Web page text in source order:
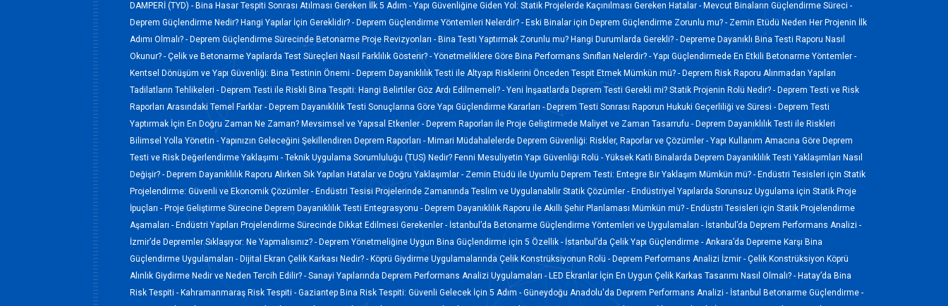
DAMPERİ (TYD) - Bina Hasar Tespiti Sonrası Atılması Gereken İlk 5 Adım -Yapı Güvenliğine Giden Yol: Statik Projelerde Kaçınılması Gereken Hatalar - Mevcut Binaların Güçlendirme Süreci -
Deprem Güçlendirme Nedir? Hangi Yapılar İçin Gereklidir? - Deprem Güçlendirme Yöntemleri Nelerdir? - Eski Binalar için Deprem Güçlendirme Zorunlu mu? - Zemin Etüdü Neden Her Projenin İlk
Adımı Olmalı? - Deprem Güçlendirme Sürecinde Betonarme Proje Revizyonları - Bina Testi Yaptırmak Zorunlu mu? Hangi Durumlarda Gerekli? - Depreme Dayanıklı Bina Testi Raporu Nasıl
Okunur? -Çelik ve Betonarme Yapılarda Test Süreçleri Nasıl Farklılık Gösterir? -Yönetmeliklere Göre Bina Performans Sınıfları Nelerdir? -Yapı Güçlendirmede En Etkili Betonarme Yöntemler -
Kentsel Dönüşüm ve Yapı Güvenliği: Bina Testinin Önemi - Deprem Dayanıklılık Testi ile Altyapı Risklerini Önceden Tespit Etmek Mümkün mü? - Deprem Risk Raporu Alınmadan Yapılan
Tadilatların Tehlikeleri - Deprem Testi ile Riskli Bina Tespiti: Hangi Belirtiler Göz Ardı Edilmemeli? -Yeni İnşaatlarda Deprem Testi Gerekli mi? Statik Projenin Rolü Nedir? - Deprem Testi ve Risk
Raporları Arasındaki Temel Farklar - Deprem Dayanıklılık Testi Sonuçlarına Göre Yapı Güçlendirme Kararları - Deprem Testi Sonrası Raporun Hukuki Geçerliliği ve Süresi - Deprem Testi
Yaptırmak İçin En Doğru Zaman Ne Zaman? Mevsimsel ve Yapısal Etkenler - Deprem Raporları ile Proje Geliştirmede Maliyet ve Zaman Tasarrufu - Deprem Dayanıklılık Testi ile Riskleri
Bilimsel Yolla Yönetin -Yapınızın Geleceğini Şekillendiren Deprem Raporları - Mimari Müdahalelerde Deprem Güvenliği: Riskler, Raporlar ve Çözümler -Yapı Kullanım Amacına Göre Deprem
Testi ve Risk Değerlendirme Yaklaşımı -Teknik Uygulama Sorumluluğu (TUS) Nedir? Fenni Mesuliyetin Yapı Güvenliği Rolü -Yüksek Katlı Binalarda Deprem Dayanıklılık Testi Yaklaşımları Nasıl
Değişir? - Deprem Dayanıklılık Raporu Alırken Sık Yapılan Hatalar ve Doğru Yaklaşımlar - Zemin Etüdü ile Uyumlu Deprem Testi: Entegre Bir Yaklaşım Mümkün mü? - Endüstri Tesisleri için Statik
Projelendirme: Güvenli ve Ekonomik Çözümler - Endüstri Tesisi Projelerinde Zamanında Teslim ve Uygulanabilir Statik Çözümler - Endüstriyel Yapılarda Sorunsuz Uygulama için Statik Proje
İpuçları - Proje Geliştirme Sürecine Deprem Dayanıklılık Testi Entegrasyonu - Deprem Dayanıklılık Raporu ile Akıllı Şehir Planlaması Mümkün mü? - Endüstri Tesisleri için Statik Projelendirme
Aşamaları - Endüstri Yapıları Projelendirme Sürecinde Dikkat Edilmesi Gerekenler - İstanbul’da Betonarme Güçlendirme Yöntemleri ve Uygulamaları - İstanbul’da Deprem Performans Analizi -
İzmir’de Depremler Sıklaşıyor: Ne Yapmalısınız? - Deprem Yönetmeliğine Uygun Bina Güçlendirme için 5 Özellik - İstanbul’da Çelik Yapı Güçlendirme -Ankara’da Depreme Karşı Bina
Güçlendirme Uygulamaları - Dijital Ekran Çelik Karkası Nedir? - Köprü Giydirme Uygulamalarında Çelik Konstrüksiyonun Rolü - Deprem Performans Analizi İzmir -Çelik Konstrüksiyon Köprü
Alınlık Giydirme Nedir ve Neden Tercih Edilir? -Sanayi Yapılarında Deprem Performans Analizi Uygulamaları - LED Ekranlar İçin En Uygun Çelik Karkas Tasarımı Nasıl Olmalı? - Hatay’da Bina
Risk Tespiti - Kahramanmaraş Risk Tespiti -Gaziantep Bina Risk Tespiti: Güvenli Gelecek İçin 5 Adım -Güneydoğu Anadolu'da Deprem Performans Analizi - İstanbul Betonarme Güçlendirme -